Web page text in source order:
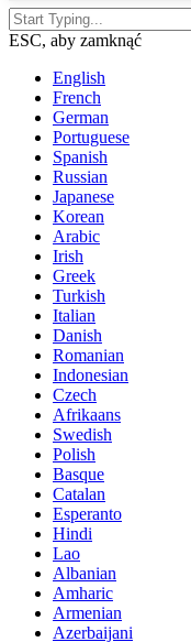
ESC, aby zamknąć
English
French
German
Portuguese
Spanish
Russian
Japanese
Korean
Arabic
Irish
Greek
Turkish
Italian
Danish
Romanian
Indonesian
Czech
Afrikaans
Swedish
Polish
Basque
Catalan
Esperanto
Hindi
Lao
Albanian
Amharic
Armenian
Azerbaijani